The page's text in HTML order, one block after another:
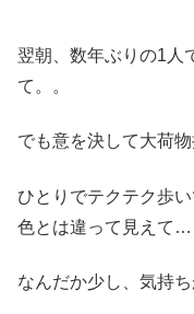
翌朝、数年ぶりの1人
て。。
でも意を決して大荷
ひとりでテクテク歩
色とは違って見えて…
なんだか少し、気持